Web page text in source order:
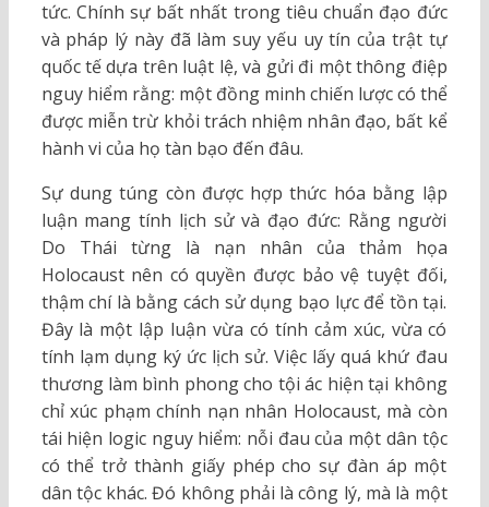
tức. Chính sự bất nhất trong tiêu chuẩn đạo đức
và pháp lý này đã làm suy yếu uy tín của trật tự
quốc tế dựa trên luật lệ, và gửi đi một thông điệp
nguy hiểm rằng: một đồng minh chiến lược có thể
được miễn trừ khỏi trách nhiệm nhân đạo, bất kể
hành vi của họ tàn bạo đến đâu.
Sự dung túng còn được hợp thức hóa bằng lập
luận mang tính lịch sử và đạo đức: Rằng người
Do Thái từng là nạn nhân của thảm họa
Holocaust nên có quyền được bảo vệ tuyệt đối,
thậm chí là bằng cách sử dụng bạo lực để tồn tại.
Đây là một lập luận vừa có tính cảm xúc, vừa có
tính lạm dụng ký ức lịch sử. Việc lấy quá khứ đau
thương làm bình phong cho tội ác hiện tại không
chỉ xúc phạm chính nạn nhân Holocaust, mà còn
tái hiện logic nguy hiểm: nỗi đau của một dân tộc
có thể trở thành giấy phép cho sự đàn áp một
dân tộc khác. Đó không phải là công lý, mà là một